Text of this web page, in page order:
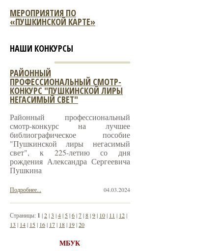
МЕРОПРИЯТИЯ ПО
«ПУШКИНСКОЙ КАРТЕ»
НАШИ КОНКУРСЫ
РАЙОННЫЙ
ПРОФЕССИОНАЛЬНЫЙ СМОТР-
КОНКУРС "ПУШКИНСКОЙ ЛИРЫ
НЕГАСИМЫЙ СВЕТ"
Районный профессиональный
смотр-конкурс на лучшее
библиографическое пособие
"Пушкинской лиры негасимый
свет", к 225-летию со дня
рождения Александра Сергеевича
Пушкина
04.03.2024
Подробнее...
Страницы: 1 |2|3 |4| 5|6|7|8|9| 10| 11 | 12|
13 | 14| 15| 16| 17| 18| 19|20
МБУК